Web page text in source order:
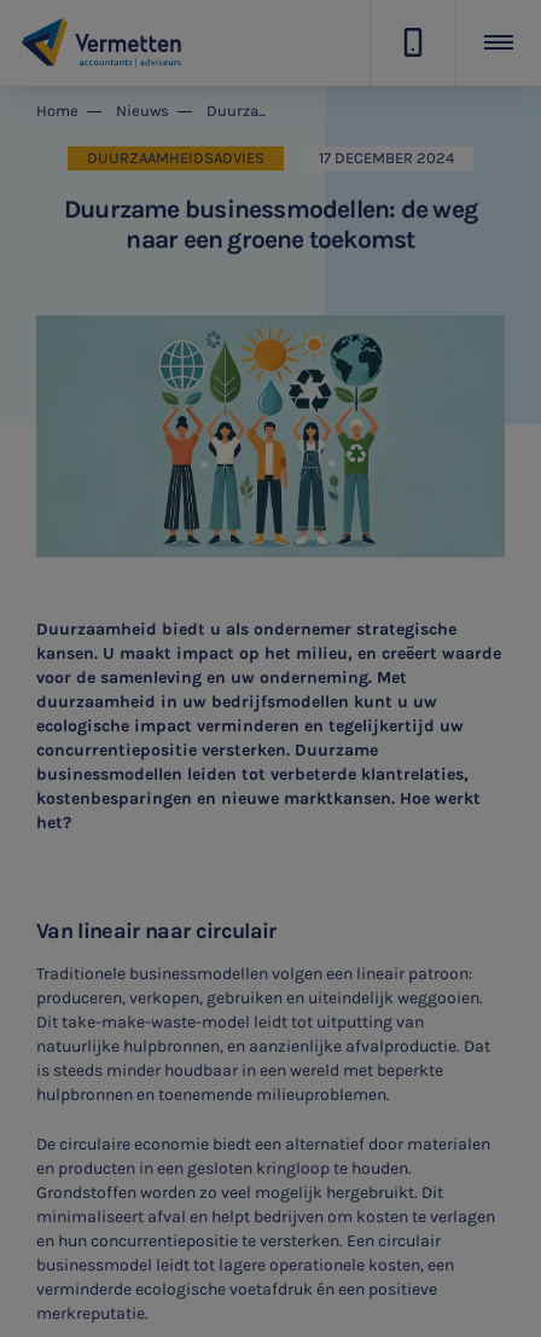
Home Nieuws Duurzame businessmodellen: de weg naar een groene toekomst
DUURZAAMHEIDSADVIES 17 DECEMBER 2024
Duurzame businessmodellen: de weg
naar een groene toekomst
Duurzaamheid biedt u als ondernemer strategische
kansen. U maakt impact op het milieu, en creëert waarde
voor de samenleving en uw onderneming. Met
duurzaamheid in uw bedrijfsmodellen kunt u uw
ecologische impact verminderen en tegelijkertijd uw
concurrentiepositie versterken. Duurzame
businessmodellen leiden tot verbeterde klantrelaties,
kostenbesparingen en nieuwe marktkansen. Hoe werkt
het?
Van lineair naar circulair
Traditionele businessmodellen volgen een lineair patroon:
produceren, verkopen, gebruiken en uiteindelijk weggooien.
Dit take-make-waste-model leidt tot uitputting van
natuurlijke hulpbronnen, en aanzienlijke afvalproductie. Dat
is steeds minder houdbaar in een wereld met beperkte
hulpbronnen en toenemende milieuproblemen.
De circulaire economie biedt een alternatief door materialen
en producten in een gesloten kringloop te houden.
Grondstoffen worden zo veel mogelijk hergebruikt. Dit
minimaliseert afval en helpt bedrijven om kosten te verlagen
en hun concurrentiepositie te versterken. Een circulair
businessmodel leidt tot lagere operationele kosten, een
verminderde ecologische voetafdruk én een positieve
merkreputatie.